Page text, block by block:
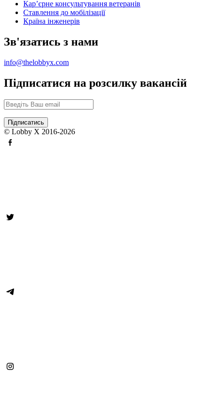
Карʼєрне консультування ветеранів
Ставлення до мобілізації
Країна інженерів
Зв'язатись з нами
info@thelobbyx.com
Підписатися на розсилку вакансій
© Lobby X 2016-2026